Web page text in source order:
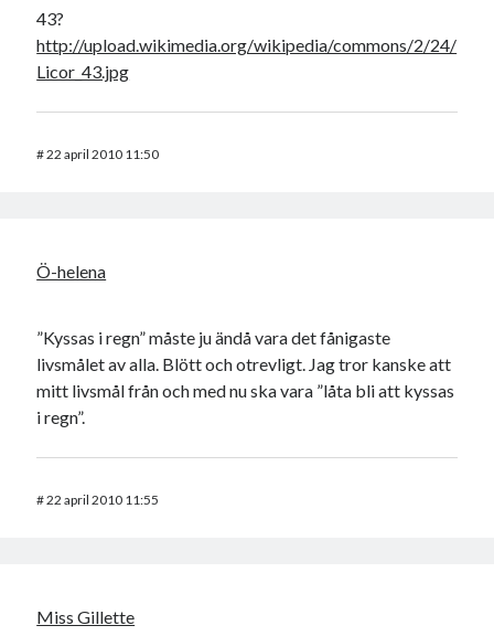
43?
http://upload.wikimedia.org/wikipedia/commons/2/24/
Licor_43.jpg
#22 april 2010 11:50
Ö-helena
”Kyssas i regn” måste ju ändå vara det fånigaste
livsmålet av alla. Blött och otrevligt. Jag tror kanske att
mitt livsmål från och med nu ska vara ”låta bli att kyssas
i regn”.
#22 april 2010 11:55
Miss Gillette